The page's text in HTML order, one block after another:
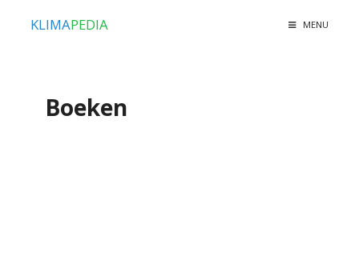
KLIMAPEDIA MENU
Boeken